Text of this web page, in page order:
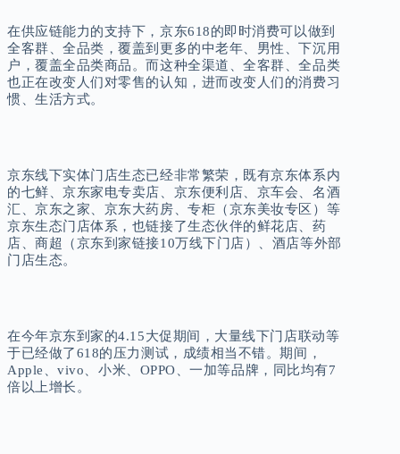
在供应链能力的支持下，京东618的即时消费可以做到
全客群、全品类，覆盖到更多的中老年、男性、下沉用
户，覆盖全品类商品。而这种全渠道、全客群、全品类
也正在改变人们对零售的认知，进而改变人们的消费习
惯、生活方式。
京东线下实体门店生态已经非常繁荣，既有京东体系内
的七鲜、京东家电专卖店、京东便利店、京车会、名酒
汇、京东之家、京东大药房、专柜（京东美妆专区）等
京东生态门店体系，也链接了生态伙伴的鲜花店、药
店、商超（京东到家链接10万线下门店）、酒店等外部
门店生态。
在今年京东到家的4.15大促期间，大量线下门店联动等
于已经做了618的压力测试，成绩相当不错。期间，
Apple、vivo、小米、OPPO、一加等品牌，同比均有7
倍以上增长。